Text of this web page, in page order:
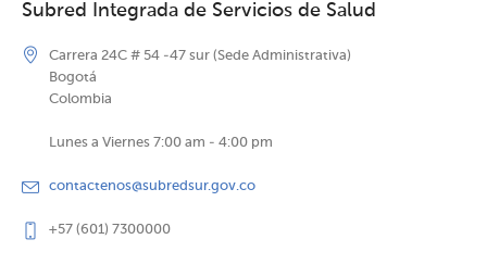
Subred Integrada de Servicios de Salud
Carrera 24C # 54 -47 sur (Sede Administrativa)
Bogotá
Colombia
Lunes a Viernes 7:00 am - 4:00 pm
contactenos@subredsur.gov.co
+57 (601) 7300000